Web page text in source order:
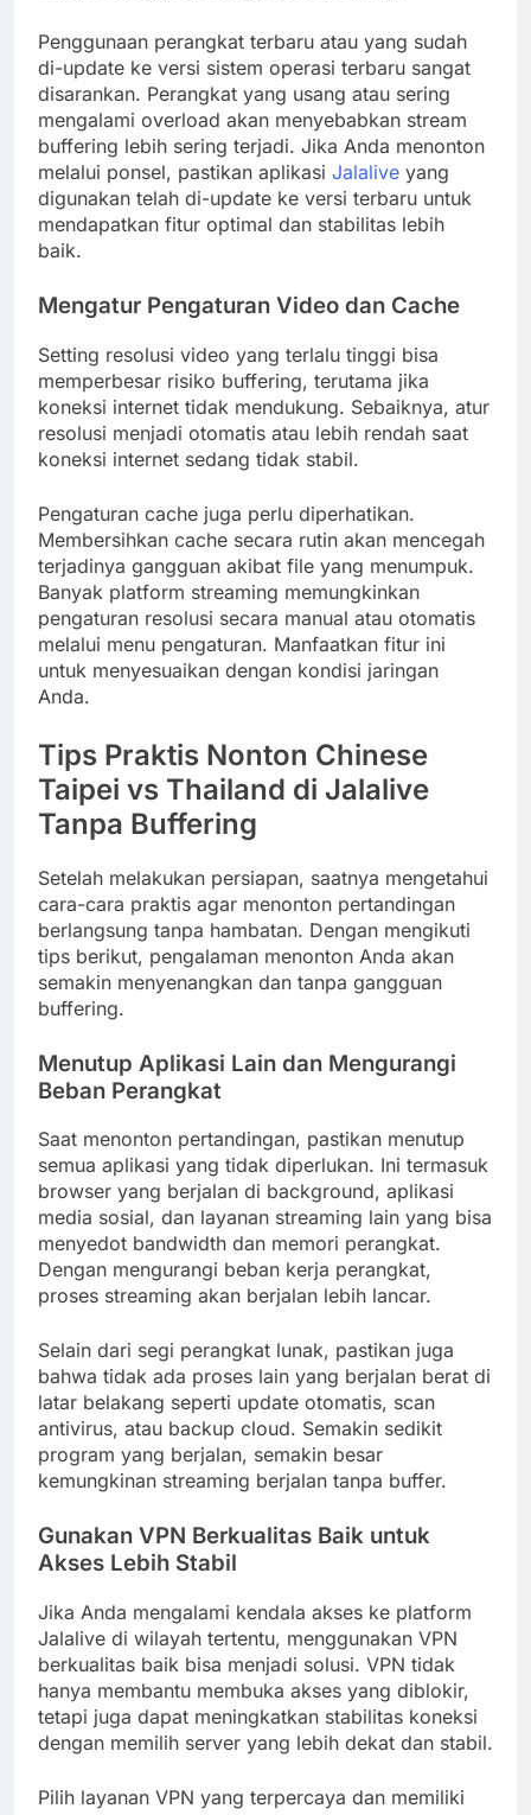
Penggunaan perangkat terbaru atau yang sudah
di-update ke versi sistem operasi terbaru sangat
disarankan. Perangkat yang usang atau sering
mengalami overload akan menyebabkan stream
buffering lebih sering terjadi. Jika Anda menonton
melalui ponsel, pastikan aplikasi Jalalive yang
digunakan telah di-update ke versi terbaru untuk
mendapatkan fitur optimal dan stabilitas lebih
baik.
Mengatur Pengaturan Video dan Cache
Setting resolusi video yang terlalu tinggi bisa
memperbesar risiko buffering, terutama jika
koneksi internet tidak mendukung. Sebaiknya, atur
resolusi menjadi otomatis atau lebih rendah saat
koneksi internet sedang tidak stabil.
Pengaturan cache juga perlu diperhatikan.
Membersihkan cache secara rutin akan mencegah
terjadinya gangguan akibat file yang menumpuk.
Banyak platform streaming memungkinkan
pengaturan resolusi secara manual atau otomatis
melalui menu pengaturan. Manfaatkan fitur ini
untuk menyesuaikan dengan kondisi jaringan
Anda.
Tips Praktis Nonton Chinese
Taipei vs Thailand di Jalalive
Tanpa Buffering
Setelah melakukan persiapan, saatnya mengetahui
cara-cara praktis agar menonton pertandingan
berlangsung tanpa hambatan. Dengan mengikuti
tips berikut, pengalaman menonton Anda akan
semakin menyenangkan dan tanpa gangguan
buffering.
Menutup Aplikasi Lain dan Mengurangi
Beban Perangkat
Saat menonton pertandingan, pastikan menutup
semua aplikasi yang tidak diperlukan. Ini termasuk
browser yang berjalan di background, aplikasi
media sosial, dan layanan streaming lain yang bisa
menyedot bandwidth dan memori perangkat.
Dengan mengurangi beban kerja perangkat,
proses streaming akan berjalan lebih lancar.
Selain dari segi perangkat lunak, pastikan juga
bahwa tidak ada proses lain yang berjalan berat di
latar belakang seperti update otomatis, scan
antivirus, atau backup cloud. Semakin sedikit
program yang berjalan, semakin besar
kemungkinan streaming berjalan tanpa buffer.
Gunakan VPN Berkualitas Baik untuk
Akses Lebih Stabil
Jika Anda mengalami kendala akses ke platform
Jalalive di wilayah tertentu, menggunakan VPN
berkualitas baik bisa menjadi solusi. VPN tidak
hanya membantu membuka akses yang diblokir,
tetapi juga dapat meningkatkan stabilitas koneksi
dengan memilih server yang lebih dekat dan stabil.
Pilih layanan VPN yang terpercaya dan memiliki